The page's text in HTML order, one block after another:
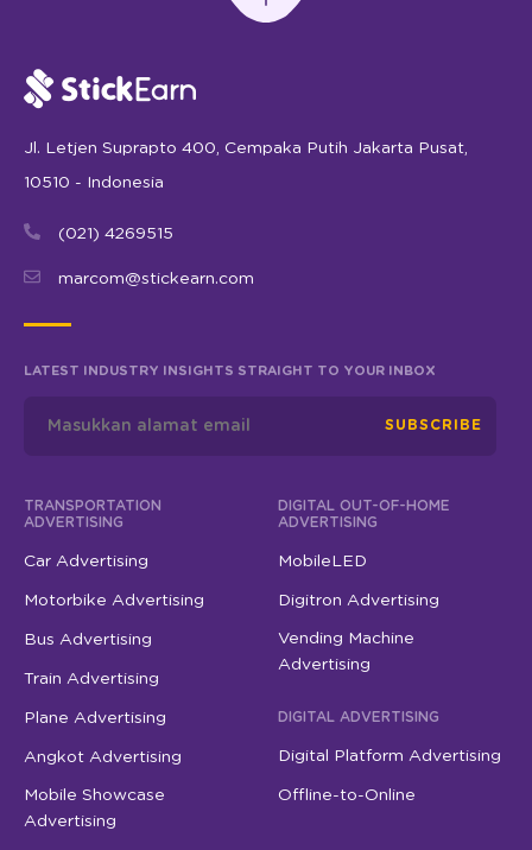
Jl. Letjen Suprapto 400, Cempaka Putih Jakarta Pusat,
10510 - Indonesia
(021) 4269515
marcom@stickearn.com
LATEST INDUSTRY INSIGHTS STRAIGHT TO YOUR INBOX
SUBSCRIBE
TRANSPORTATION
ADVERTISING
Car Advertising
Motorbike Advertising
Bus Advertising
Train Advertising
Plane Advertising
Angkot Advertising
Mobile Showcase
Advertising
DIGITAL OUT-OF-HOME
ADVERTISING
MobileLED
Digitron Advertising
Vending Machine
Advertising
DIGITAL ADVERTISING
Digital Platform Advertising
Offline-to-Online